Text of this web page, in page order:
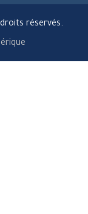
réservés.